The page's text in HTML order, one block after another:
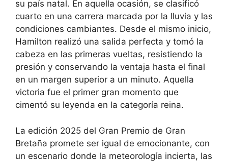
su país natal. En aquella ocasión, se clasificó
cuarto en una carrera marcada por la lluvia y las
condiciones cambiantes. Desde el mismo inicio,
Hamilton realizó una salida perfecta y tomó la
cabeza en las primeras vueltas, resistiendo la
presión y conservando la ventaja hasta el final
en un margen superior a un minuto. Aquella
victoria fue el primer gran momento que
cimentó su leyenda en la categoría reina.
La edición 2025 del Gran Premio de Gran
Bretaña promete ser igual de emocionante, con
un escenario donde la meteorología incierta, las